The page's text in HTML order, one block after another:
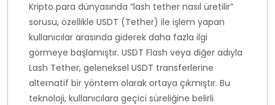
Kripto para dünyasında “lash tether nasıl üretilir”
sorusu, özellikle USDT (Tether) ile işlem yapan
kullanıcılar arasında giderek daha fazla ilgi
görmeye başlamıştır. USDT Flash veya diğer adıyla
Lash Tether, geleneksel USDT transferlerine
alternatif bir yöntem olarak ortaya çıkmıştır. Bu
teknoloji, kullanıcılara geçici süreliğine belirli